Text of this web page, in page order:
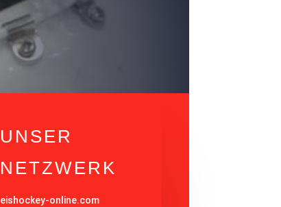
UNSER
NETZWERK
eishockey-online.com